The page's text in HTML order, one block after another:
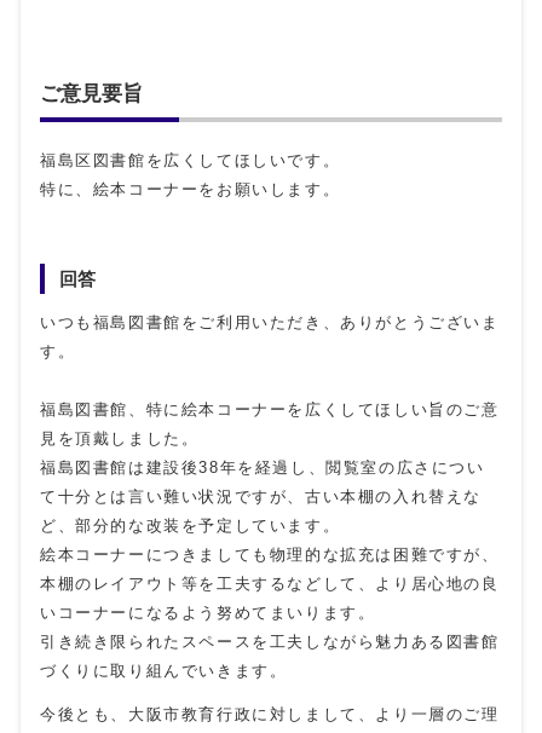
ご意見要旨
福島区図書館を広くしてほしいです。
特に、絵本コーナーをお願いします。
回答
いつも福島図書館をご利用いただき、ありがとうございま
す。
福島図書館、特に絵本コーナーを広くしてほしい旨のご意
見を頂戴しました。
福島図書館は建設後38年を経過し、閲覧室の広さについ
て十分とは言い難い状況ですが、古い本棚の入れ替えな
ど、部分的な改装を予定しています。
絵本コーナーにつきましても物理的な拡充は困難ですが、
本棚のレイアウト等を工夫するなどして、より居心地の良
いコーナーになるよう努めてまいります。
引き続き限られたスペースを工夫しながら魅力ある図書館
づくりに取り組んでいきます。
今後とも、大阪市教育行政に対しまして、より一層のご理